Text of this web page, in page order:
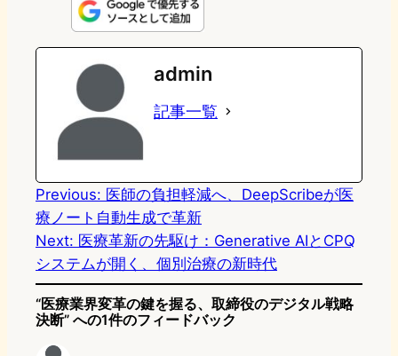
n
e
s
t
o
d
n
u
e
s
k
e
k
e
admin
記事一覧
Previous: 医師の負担軽減へ、DeepScribeが医
療ノート自動生成で革新
Next: 医療革新の先駆け：Generative AIとCPQ
システムが開く、個別治療の新時代
“医療業界変革の鍵を握る、取締役のデジタル戦略
決断” への1件のフィードバック